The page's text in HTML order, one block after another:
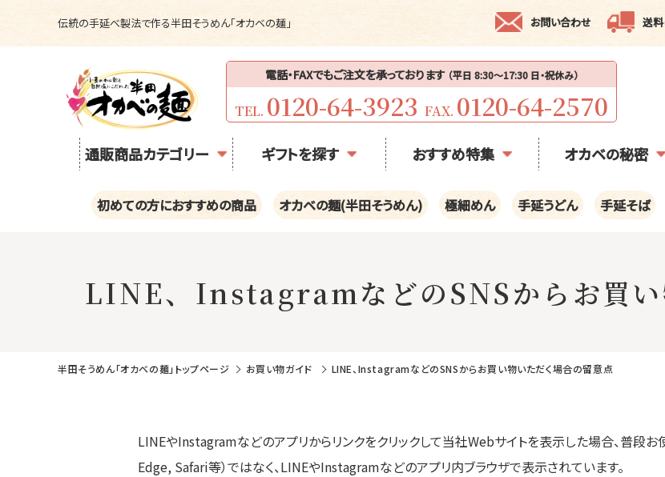
伝統の手延べ製法で作る半田そうめん「オカベの麺」 お問い合わせ 送
電話・FAXでもご注文を承っております （平日 8:30〜17:30 日・祝休み）
TEL. 0120-64-3923 FAX. 0120-64-2570
通販商品カテゴリー ギフトを探す おすすめ特集 オカベの秘密
初めての方におすすめの商品 オカベの麺(半田そうめん) 極細めん 手延うどん 手延そば
半田そうめん「オカベの麺」トップページ お買い物ガイド LINE、InstagramなどのSNSからお買い物いただく場合の留意点
LINE、InstagramなどのSNSからお買い
LINEやInstagramなどのアプリからリンクをクリックして当社Webサイトを表示した場合、普段
Edge, Safari等）ではなく、LINEやInstagramなどのアプリ内ブラウザで表示されています。